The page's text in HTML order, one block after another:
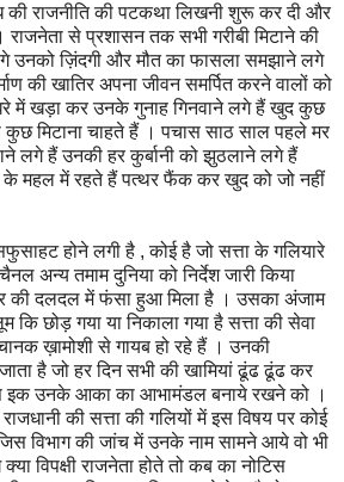
की राजनीति की पटकथा लिखनी शुरू कर दी और
से प्रशासन तक सभी गरीबी मिटाने की
उनको ज़िंदगी और मौत का फासला समझाने लगे
की खातिर अपना जीवन समर्पित करने वालों को
में खड़ा कर उनके गुनाह गिनवाने लगे हैं खुद कुछ
कुछ मिटाना चाहते हैं । पचास साठ साल पहले मर
लगे हैं उनकी हर कुर्बानी को झुठलाने लगे हैं
महल में रहते हैं पत्थर फैंक कर खुद को जो नहीं
होने लगी है , कोई है जो सत्ता के गलियारे
अन्य तमाम दुनिया को निर्देश जारी किया
की दलदल में फंसा हुआ मिला है । उसका अंजाम
कि छोड़ गया या निकाला गया है सत्ता की सेवा
ख़ामोशी से गायब हो रहे हैं । उनकी
जाता है जो हर दिन सभी की खामियां ढूंढ ढूंढ कर
इक उनके आका का आभामंडल बनाये रखने को ।
की सत्ता की गलियों में इस विषय पर कोई
विभाग की जांच में उनके नाम सामने आये वो भी
विपक्षी राजनेता होते तो कब का नोटिस